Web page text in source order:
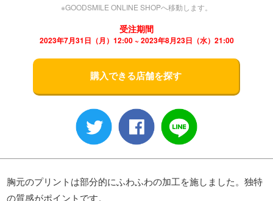
※GOODSMILE ONLINE SHOPへ移動します。
受注期間
2023年7月31日（月）12:00 ~ 2023年8月23日（水）21:00
購入できる店舗を探す
胸元のプリントは部分的にふわふわの加工を施しました。独特
の質感がポイントです。